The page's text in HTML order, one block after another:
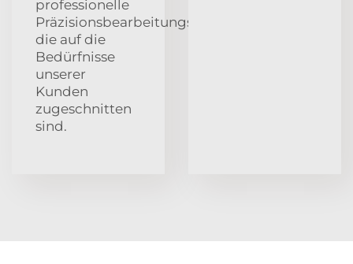
professionelle
Präzisionsbearbeitungsdienstleistungen,
die auf die
Bedürfnisse
unserer
Kunden
zugeschnitten
sind.